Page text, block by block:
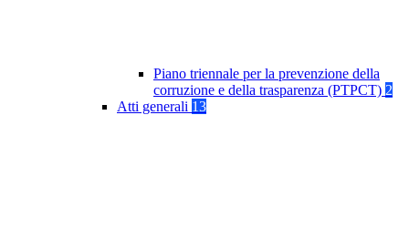
Piano triennale per la prevenzione della
corruzione e della trasparenza (PTPCT) 2
Atti generali 13